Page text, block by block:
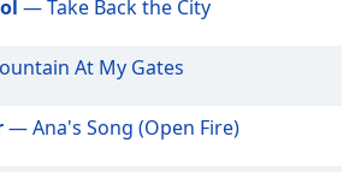
— Take Back the City
At My Gates
— Ana's Song (Open Fire)